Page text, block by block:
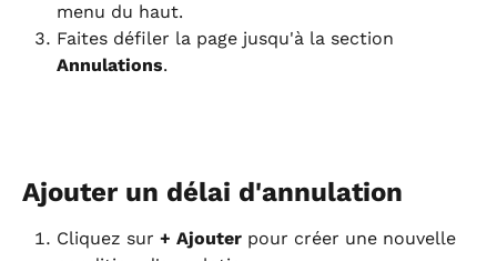
menu du haut.
Faites défiler la page jusqu'à la section
Annulations.
Ajouter un délai d'annulation
Cliquez sur + Ajouter pour créer une nouvelle